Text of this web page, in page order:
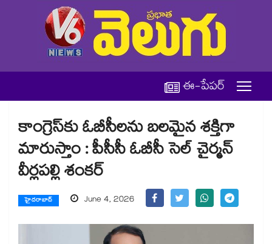
ఈ-పేపర్
కాంగ్రెస్‌‌కు ఓబీసీలను బలమైన శక్తిగా
మారుస్తాం : పీసీసీ ఓబీసీ సెల్ చైర్మన్
వీర్లపల్లి శంకర్
హైదరాబాద్ June 4, 2026